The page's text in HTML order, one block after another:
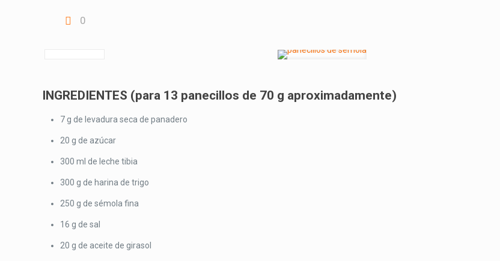
0
INGREDIENTES (para 13 panecillos de 70 g aproximadamente)
7 g de levadura seca de panadero
20 g de azúcar
300 ml de leche tibia
300 g de harina de trigo
250 g de sémola fina
16 g de sal
20 g de aceite de girasol